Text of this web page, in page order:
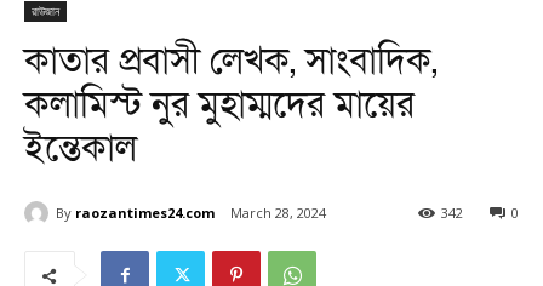
রাউজান
কাতার প্রবাসী লেখক, সাংবাদিক,
কলামিস্ট নুর মুহাম্মদের মায়ের
ইন্তেকাল
By raozantimes24.com March 28, 2024 0
342